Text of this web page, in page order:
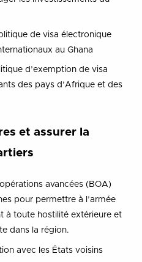
de visa électronique
au Ghana
d’exemption de visa
des pays d’Afrique et des
et assurer la
avancées (BOA)
pour permettre à l’armée
à toute hostilité extérieure et
dans la région.
avec les États voisins